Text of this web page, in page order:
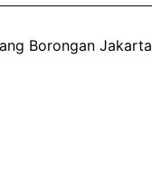
Borongan Jakarta